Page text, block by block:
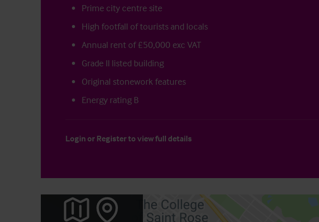
Prime city centre site
High footfall of tourists and locals
Annual rent of £50,000 exc VAT
Grade II listed building
Original stonework features
Energy rating B
Login or Registerto view full details